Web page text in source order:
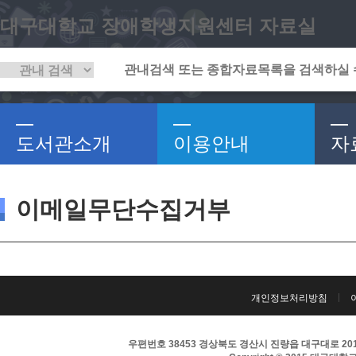
대구대학교 장애학생지원센터 자료실
도서관소개 이용안내 자
이메일무단수집거부
개인정보처리방침
우편번호 38453 경상북도 경산시 진량읍 대구대로